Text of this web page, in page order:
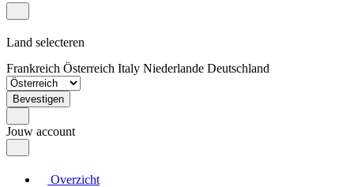
Land selecteren
Frankreich Österreich Italy Niederlande Deutschland
Bevestigen
Jouw account
Overzicht